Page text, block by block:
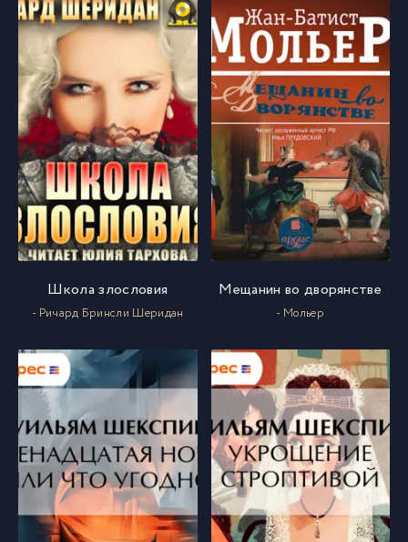
Школа злословия
- Ричард Бринсли Шеридан
Мещанин во дворянстве
- Мольер